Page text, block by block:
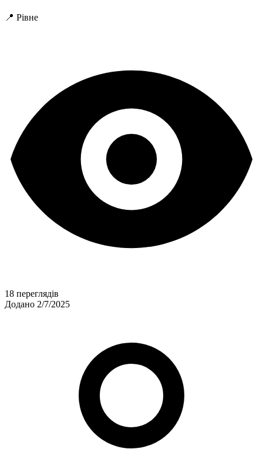
📍 Рівне
18 переглядів
Додано 2/7/2025